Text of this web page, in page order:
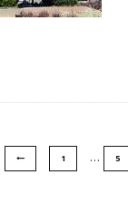
1 … 5